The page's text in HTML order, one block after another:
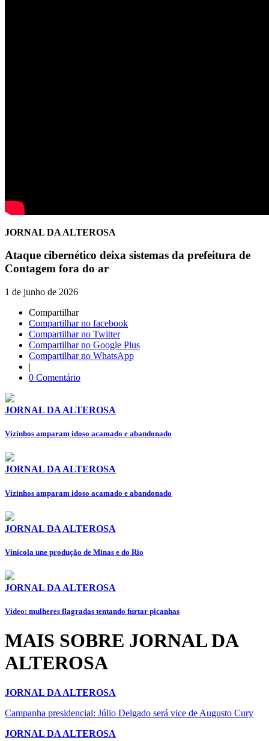
JORNAL DA ALTEROSA
Ataque cibernético deixa sistemas da prefeitura de
Contagem fora do ar
1 de junho de 2026
Compartilhar
Compartilhar no facebook
Compartilhar no Twitter
Compartilhar no Google Plus
Compartilhar no WhatsApp
|
0 Comentário
JORNAL DA ALTEROSA
Vizinhos amparam idoso acamado e abandonado
JORNAL DA ALTEROSA
Vizinhos amparam idoso acamado e abandonado
JORNAL DA ALTEROSA
Vinícola une produção de Minas e do Rio
JORNAL DA ALTEROSA
Vídeo: mulheres flagradas tentando furtar picanhas
MAIS SOBRE JORNAL DA
ALTEROSA
JORNAL DA ALTEROSA
Campanha presidencial: Júlio Delgado será vice de Augusto Cury
JORNAL DA ALTEROSA